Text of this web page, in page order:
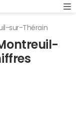
sur-Thérain